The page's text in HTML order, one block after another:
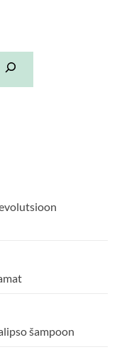
šampoon